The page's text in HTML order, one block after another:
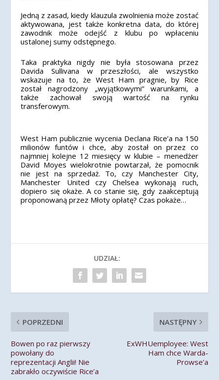
Jedną z zasad, kiedy klauzula zwolnienia może zostać
aktywowana, jest także konkretna data, do której
zawodnik może odejść z klubu po wpłaceniu
ustalonej sumy odstępnego.
Taka praktyka nigdy nie była stosowana przez
Davida Sullivana w przeszłości, ale wszystko
wskazuje na to, że West Ham pragnie, by Rice
został nagrodzony „wyjątkowymi” warunkami, a
także zachował swoją wartość na rynku
transferowym.
West Ham publicznie wycenia Declana Rice’a na 150
milionów funtów i chce, aby został on przez co
najmniej kolejne 12 miesięcy w klubie – menedżer
David Moyes wielokrotnie powtarzał, że pomocnik
nie jest na sprzedaż. To, czy Manchester City,
Manchester United czy Chelsea wykonają ruch,
dopiero się okaże. A co stanie się, gdy zaakceptują
proponowaną przez Młoty opłatę? Czas pokaże…
UDZIAŁ:
POPRZEDNI
Bowen po raz pierwszy
powołany do
reprezentacji Anglii! Nie
zabrakło oczywiście Rice’a
NASTĘPNY
ExWHUemployee: West
Ham chce Warda-
Prowse’a